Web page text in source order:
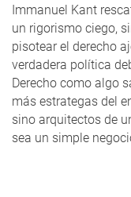
Immanuel Kant
un rigorismo ciego,
pisotear el derecho
verdadera política
Derecho como algo
más estrategas del
sino arquitectos de
sea un simple